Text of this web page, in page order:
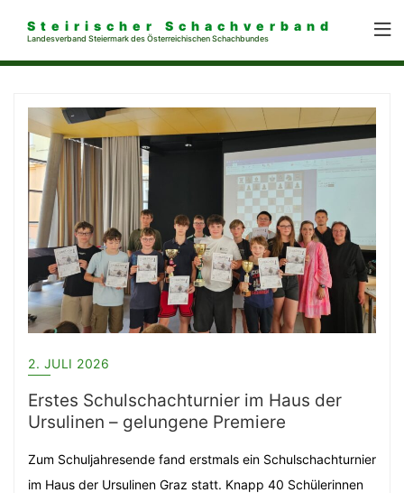
Steirischer Schachverband
Landesverband Steiermark des Österreichischen Schachbundes
2. JULI 2026
Erstes Schulschachturnier im Haus der
Ursulinen – gelungene Premiere
Zum Schuljahresende fand erstmals ein Schulschachturnier
im Haus der Ursulinen Graz statt. Knapp 40 Schülerinnen